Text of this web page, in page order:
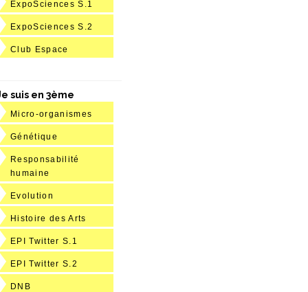
ExpoSciences S.1
ExpoSciences S.2
Club Espace
suis en 3ème
Micro-organismes
Génétique
Responsabilité
humaine
Evolution
Histoire des Arts
EPI Twitter S.1
EPI Twitter S.2
DNB